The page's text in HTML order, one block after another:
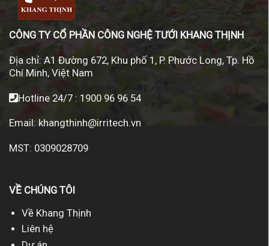
CÔNG TY CỔ PHẦN CÔNG NGHỆ TƯỚI KHANG THỊNH
Địa chỉ: A1 Đường 672, Khu phố 1, P. Phước Long, Tp. Hồ
Chí Minh, Việt Nam
Hotline 24/7 : 1900 96 96 54
Email: khangthinh@irritech.vn
MST: 0309028709
VỀ CHÚNG TÔI
Về Khang Thịnh
Liên hệ